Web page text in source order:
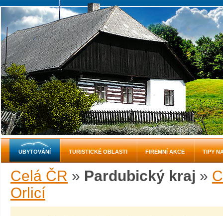
Celá ČR » Pardubický kraj »
Orlicí
UBYTOVÁNÍ TURISTICKÉ OBLASTI FIREMNÍ AKCE TIPY